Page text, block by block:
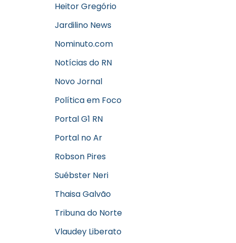
Heitor Gregório
Jardilino News
Nominuto.com
Notícias do RN
Novo Jornal
Política em Foco
Portal G1 RN
Portal no Ar
Robson Pires
Suébster Neri
Thaisa Galvão
Tribuna do Norte
Vlaudey Liberato